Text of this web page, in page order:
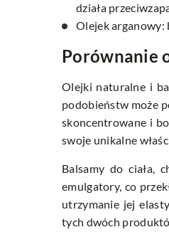
działa
Olejek arganowy:
Porównanie
Olejki naturalne i
podobieństw może
skoncentrowane i
swoje unikalne
Balsamy do ciała,
emulgatory, co
utrzymanie jej
tych dwóch